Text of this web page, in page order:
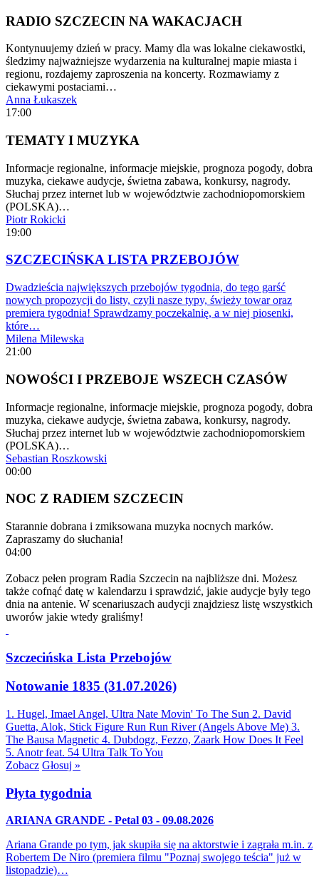
RADIO SZCZECIN NA WAKACJACH
Kontynuujemy dzień w pracy. Mamy dla was lokalne ciekawostki,
śledzimy najważniejsze wydarzenia na kulturalnej mapie miasta i
regionu, rozdajemy zaproszenia na koncerty. Rozmawiamy z
ciekawymi postaciami…
Anna Łukaszek
17:00
TEMATY I MUZYKA
Informacje regionalne, informacje miejskie, prognoza pogody, dobra
muzyka, ciekawe audycje, świetna zabawa, konkursy, nagrody.
Słuchaj przez internet lub w województwie zachodniopomorskiem
(POLSKA)…
Piotr Rokicki
19:00
SZCZECIŃSKA LISTA PRZEBOJÓW
Dwadzieścia największych przebojów tygodnia, do tego garść
nowych propozycji do listy, czyli nasze typy, świeży towar oraz
premiera tygodnia! Sprawdzamy poczekalnię, a w niej piosenki,
które…
Milena Milewska
21:00
NOWOŚCI I PRZEBOJE WSZECH CZASÓW
Informacje regionalne, informacje miejskie, prognoza pogody, dobra
muzyka, ciekawe audycje, świetna zabawa, konkursy, nagrody.
Słuchaj przez internet lub w województwie zachodniopomorskiem
(POLSKA)…
Sebastian Roszkowski
00:00
NOC Z RADIEM SZCZECIN
Starannie dobrana i zmiksowana muzyka nocnych marków.
Zapraszamy do słuchania!
04:00
Zobacz pełen program Radia Szczecin na najbliższe dni. Możesz
także cofnąć datę w kalendarzu i sprawdzić, jakie audycje były tego
dnia na antenie. W scenariuszach audycji znajdziesz listę wszystkich
uworów jakie wtedy graliśmy!
Szczecińska Lista Przebojów
Notowanie 1835 (31.07.2026)
1. Hugel, Imael Angel, Ultra Nate Movin' To The Sun 2. David
Guetta, Alok, Stick Figure Run Run River (Angels Above Me) 3.
The Bausa Magnetic 4. Dubdogz, Fezzo, Zaark How Does It Feel
5. Anotr feat. 54 Ultra Talk To You
Zobacz Głosuj »
Płyta tygodnia
ARIANA GRANDE - Petal 03 - 09.08.2026
Ariana Grande po tym, jak skupiła się na aktorstwie i zagrała m.in. z
Robertem De Niro (premiera filmu "Poznaj swojego teścia" już w
listopadzie)…